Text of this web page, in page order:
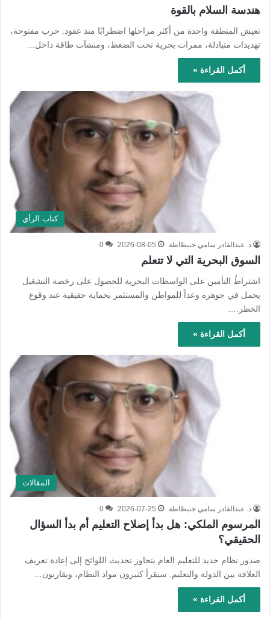
هندسة السلام بالقوة
تعيش المنطقة واحدة من أكثر مراحلها اضطرابًا منذ عقود. حرب مفتوحة،
تهديدات متبادلة، ممرات بحرية تحت الضغط، ومنشآت طاقة داخل…
أكمل القراءة »
كتاب الرأي
د. عبدالقادر سامي حنبظاظة 2026-08-05
0
السوق البحرية التي لا تتعلم
اشتراطُ التأمين على الواسطات البحرية للحصول على رخصة التشغيل
يحمل في جوهره وعداً للمواطن والمستثمر بحماية حقيقية عند وقوع
الخطر.…
أكمل القراءة »
المقالات
د. عبدالقادر سامي حنبظاظة 2026-07-25
0
المرسوم الملكي: هل بدأ إصلاح التعليم أم بدأ السؤال
الحقيقي؟
صدور نظام جديد للتعليم العام يتجاوز تحديث اللوائح إلى إعادة تعريف
العلاقة بين الدولة والتعليم. سيقرأ كثيرون مواد النظام، ويقارنون…
أكمل القراءة »